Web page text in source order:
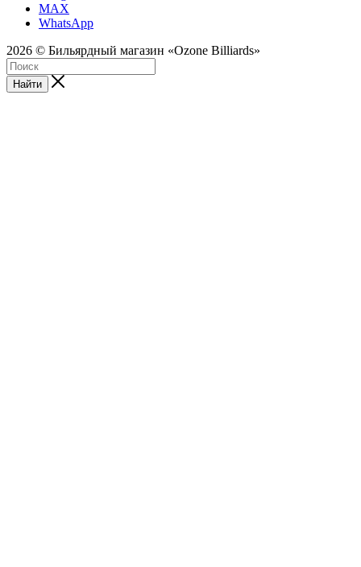
MAX
WhatsApp
2026 © Бильярдный магазин «Ozone Billiards»
Найти